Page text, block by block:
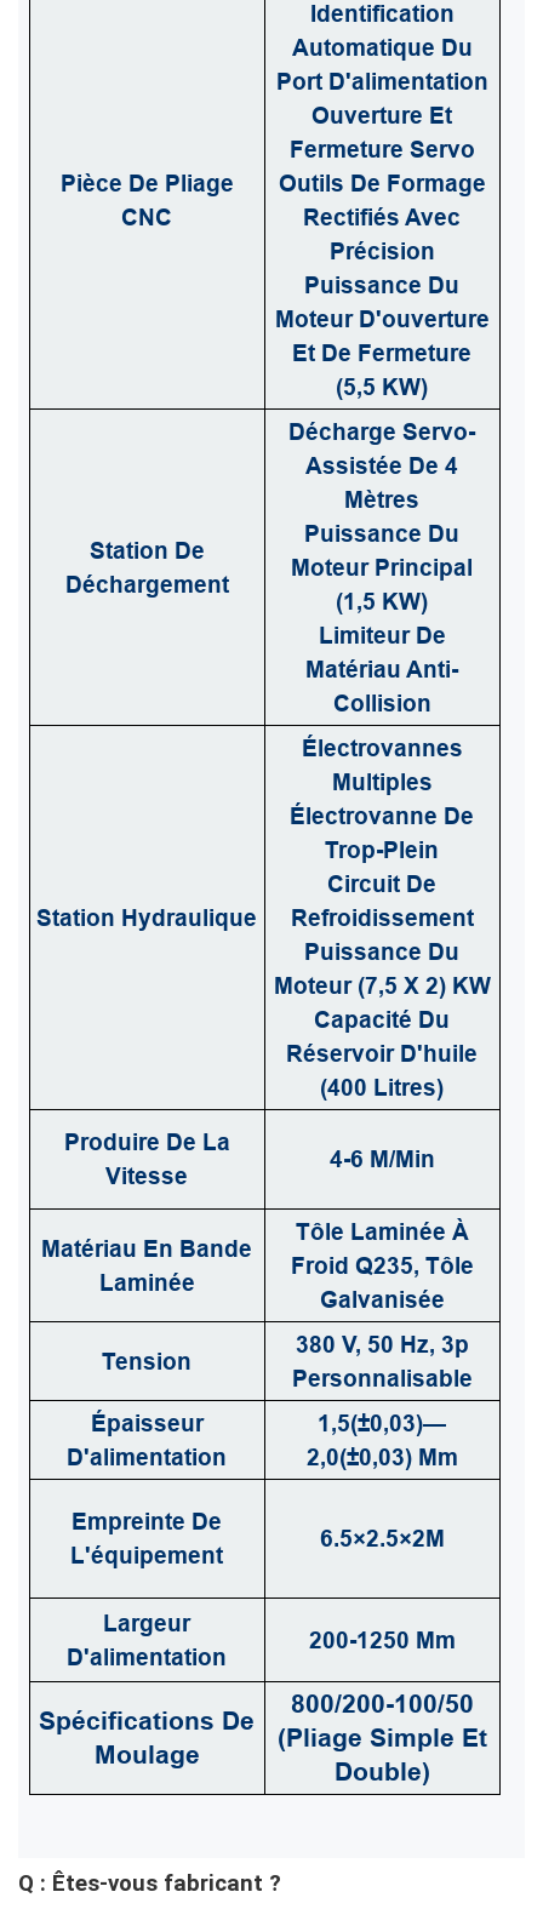
Pièce De Pliage
CNC
Identification
Automatique Du
Port D'alimentation
Ouverture Et
Fermeture Servo
Outils De Formage
Rectifiés Avec
Précision
Puissance Du
Moteur D'ouverture
Et De Fermeture
(5,5 KW)
Station De
Déchargement
Décharge Servo-
Assistée De 4
Mètres
Puissance Du
Moteur Principal
(1,5 KW)
Limiteur De
Matériau Anti-
Collision
Station Hydraulique
Électrovannes
Multiples
Électrovanne De
Trop-Plein
Circuit De
Refroidissement
Puissance Du
Moteur (7,5 X 2) KW
Capacité Du
Réservoir D'huile
(400 Litres)
Produire De La
Vitesse
4-6 M/min
Matériau En Bande
Laminée
Tôle Laminée À
Froid Q235, Tôle
Galvanisée
Tension
380 V, 50 Hz, 3p
Personnalisable
Épaisseur
D'alimentation
1,5(±0,03)—
2,0(±0,03) Mm
Empreinte De
L'équipement
6.5×2.5×2M
Largeur
D'alimentation
200-1250 Mm
Spécifications De
Moulage
800/200-100/50
(pliage Simple Et
Double)
Q : Êtes-vous fabricant ?